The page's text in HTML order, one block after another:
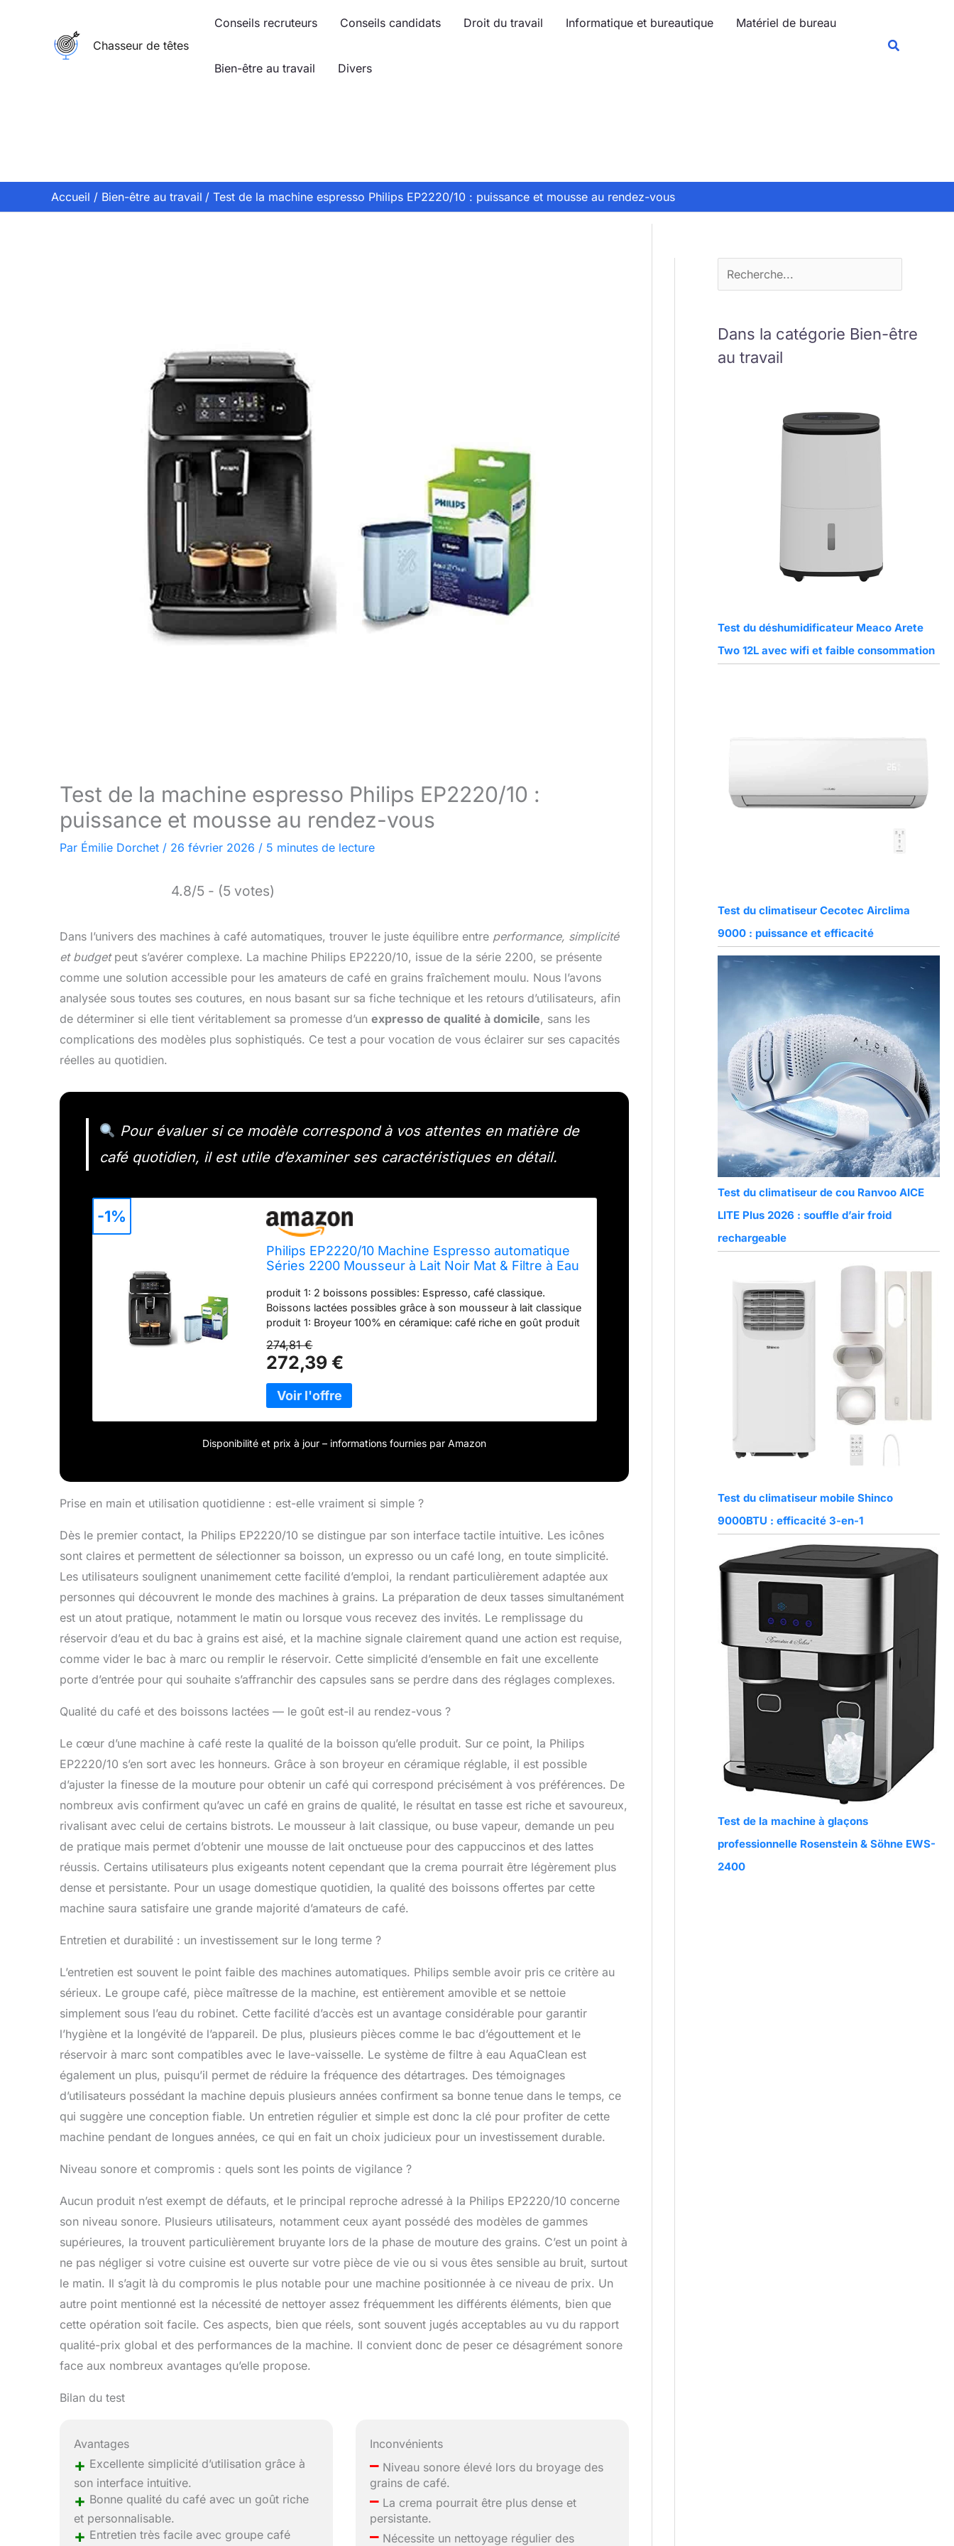
Chasseur de têtes
Conseils recruteurs Conseils candidats Droit du travail Informatique et bureautique Matériel de bureau
Bien-être au travail Divers
Accueil Bien-être au travail Test de la machine espresso Philips EP2220/10 : puissance et mousse au rendez-vous
Test de la machine espresso Philips EP2220/10 :
puissance et mousse au rendez-vous
Par Émilie Dorchet / 26 février 2026 / 5 minutes de lecture
4.8/5 - (5 votes)
Dans l’univers des machines à café automatiques, trouver le juste équilibre entre performance, simplicité
et budgetpeut s’avérer complexe. La machine Philips EP2220/10, issue de la série 2200, se présente
comme une solution accessible pour les amateurs de café en grains fraîchement moulu. Nous l’avons
analysée sous toutes ses coutures, en nous basant sur sa fiche technique et les retours d’utilisateurs, afin
de déterminer si elle tient véritablement sa promesse d’un expresso de qualité à domicile, sans les
complications des modèles plus sophistiqués. Ce test a pour vocation de vous éclairer sur ses capacités
réelles au quotidien.
Pour évaluer si ce modèle correspond à vos attentes en matière de
café quotidien, il est utile d’examiner ses caractéristiques en détail.
Philips EP2220/10 Machine Espresso automatique
Séries 2200 Mousseur à Lait Noir Mat & Filtre à Eau
produit 1: 2 boissons possibles: Espresso, café classique.
Boissons lactées possibles grâce à son mousseur à lait classique
produit 1: Broyeur 100% en céramique: café riche en goût produit
l'intensité, de la quantité de café et de la température. produit 1:
Technologie Aroma Seal: préserve l'arômes des grains de café
produit 2: Préparez jusqu'à 5000 tasses avant de détartrer
produit 2: Elimine naturellement le calcaire grâce à la technologie
d'échange ionique produit 2: Votre machine ne s'obstrue pas
optimale par un circuit d'eau breveté
274,81 €
272,39 €
-1%
Disponibilité et prix à jour – informations fournies par Amazon
Prise en main et utilisation quotidienne : est-elle vraiment si simple ?
Dès le premier contact, la Philips EP2220/10 se distingue par son interface tactile intuitive. Les icônes
sont claires et permettent de sélectionner sa boisson, un expresso ou un café long, en toute simplicité.
Les utilisateurs soulignent unanimement cette facilité d’emploi, la rendant particulièrement adaptée aux
personnes qui découvrent le monde des machines à grains. La préparation de deux tasses simultanément
est un atout pratique, notamment le matin ou lorsque vous recevez des invités. Le remplissage du
réservoir d’eau et du bac à grains est aisé, et la machine signale clairement quand une action est requise,
comme vider le bac à marc ou remplir le réservoir. Cette simplicité d’ensemble en fait une excellente
porte d’entrée pour qui souhaite s’affranchir des capsules sans se perdre dans des réglages complexes.
Qualité du café et des boissons lactées — le goût est-il au rendez-vous ?
Le cœur d’une machine à café reste la qualité de la boisson qu’elle produit. Sur ce point, la Philips
EP2220/10 s’en sort avec les honneurs. Grâce à son broyeur en céramique réglable, il est possible
d’ajuster la finesse de la mouture pour obtenir un café qui correspond précisément à vos préférences. De
nombreux avis confirment qu’avec un café en grains de qualité, le résultat en tasse est riche et savoureux,
rivalisant avec celui de certains bistrots. Le mousseur à lait classique, ou buse vapeur, demande un peu
de pratique mais permet d’obtenir une mousse de lait onctueuse pour des cappuccinos et des lattes
réussis. Certains utilisateurs plus exigeants notent cependant que la crema pourrait être légèrement plus
dense et persistante. Pour un usage domestique quotidien, la qualité des boissons offertes par cette
machine saura satisfaire une grande majorité d’amateurs de café.
Entretien et durabilité : un investissement sur le long terme ?
L’entretien est souvent le point faible des machines automatiques. Philips semble avoir pris ce critère au
sérieux. Le groupe café, pièce maîtresse de la machine, est entièrement amovible et se nettoie
simplement sous l’eau du robinet. Cette facilité d’accès est un avantage considérable pour garantir
l’hygiène et la longévité de l’appareil. De plus, plusieurs pièces comme le bac d’égouttement et le
réservoir à marc sont compatibles avec le lave-vaisselle. Le système de filtre à eau AquaClean est
également un plus, puisqu’il permet de réduire la fréquence des détartrages. Des témoignages
d’utilisateurs possédant la machine depuis plusieurs années confirment sa bonne tenue dans le temps, ce
qui suggère une conception fiable. Un entretien régulier et simple est donc la clé pour profiter de cette
machine pendant de longues années, ce qui en fait un choix judicieux pour un investissement durable.
Niveau sonore et compromis : quels sont les points de vigilance ?
Aucun produit n’est exempt de défauts, et le principal reproche adressé à la Philips EP2220/10 concerne
son niveau sonore. Plusieurs utilisateurs, notamment ceux ayant possédé des modèles de gammes
supérieures, la trouvent particulièrement bruyante lors de la phase de mouture des grains. C’est un point à
ne pas négliger si votre cuisine est ouverte sur votre pièce de vie ou si vous êtes sensible au bruit, surtout
le matin. Il s’agit là du compromis le plus notable pour une machine positionnée à ce niveau de prix. Un
autre point mentionné est la nécessité de nettoyer assez fréquemment les différents éléments, bien que
cette opération soit facile. Ces aspects, bien que réels, sont souvent jugés acceptables au vu du rapport
qualité-prix global et des performances de la machine. Il convient donc de peser ce désagrément sonore
face aux nombreux avantages qu’elle propose.
Bilan du test
Avantages
+ Excellente simplicité d’utilisation grâce à
son interface intuitive.
+ Bonne qualité du café avec un goût riche
et personnalisable.
+ Entretien très facile avec groupe café
Inconvénients
– Niveau sonore élevé lors du broyage des
grains de café.
– La crema pourrait être plus dense et
persistante.
– Nécessite un nettoyage régulier des
r
Dans la catégorie Bien-être
au travail
Test du déshumidificateur Meaco Arete
Two 12L avec wifi et faible consommation
Test du climatiseur Cecotec Airclima
9000 : puissance et efficacité
Test du climatiseur de cou Ranvoo AICE
LITE Plus 2026 : souffle d’air froid
rechargeable
Test du climatiseur mobile Shinco
9000BTU : efficacité 3-en-1
Test de la machine à glaçons
professionnelle Rosenstein & Söhne EWS-
2400